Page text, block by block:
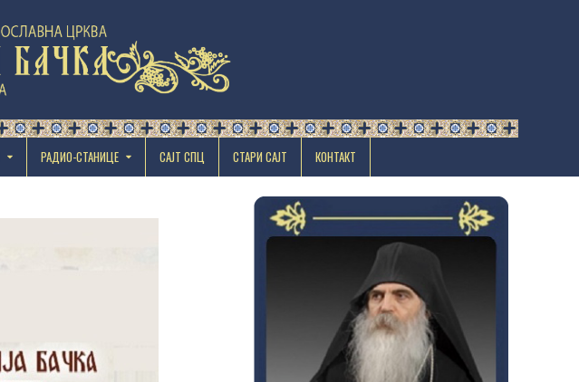
РАДИО-СТАНИЦЕ САЈТ СПЦ СТАРИ САЈТ КОНТАКТ